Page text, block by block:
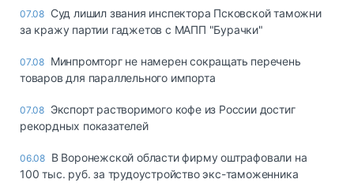
07.08 Суд лишил звания инспектора Псковской таможни
за кражу партии гаджетов с МАПП "Бурачки"
07.08 Минпромторг не намерен сокращать перечень
товаров для параллельного импорта
07.08 Экспорт растворимого кофе из России достиг
рекордных показателей
06.08 В Воронежской области фирму оштрафовали на
100 тыс. руб. за трудоустройство экс-таможенника